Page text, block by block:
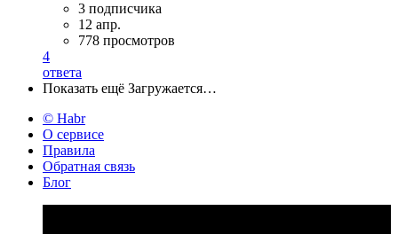
3 подписчика
12 апр.
778 просмотров
4
ответа
Показать ещё Загружается…
© Habr
О сервисе
Правила
Обратная связь
Блог